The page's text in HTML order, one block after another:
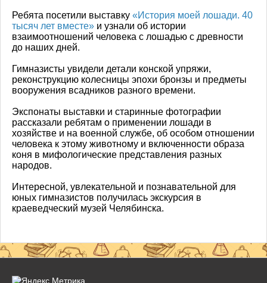
Ребята посетили выставку «История моей лошади. 40
тысяч лет вместе» и узнали об истории
взаимоотношений человека с лошадью с древности
до наших дней.
Гимназисты увидели детали конской упряжи,
реконструкцию колесницы эпохи бронзы и предметы
вооружения всадников разного времени.
Экспонаты выставки и старинные фотографии
рассказали ребятам о применении лошади в
хозяйстве и на военной службе, об особом отношении
человека к этому животному и включенности образа
коня в мифологические представления разных
народов.
Интересной, увлекательной и познавательной для
юных гимназистов получилась экскурсия в
краеведческий музей Челябинска.